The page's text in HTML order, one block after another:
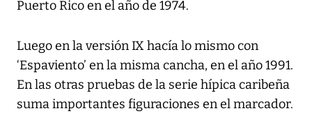
Puerto Rico en el año de 1974.
Luego en la versión IX hacía lo mismo con
‘Espaviento’ en la misma cancha, en el año 1991.
En las otras pruebas de la serie hípica caribeña
suma importantes figuraciones en el marcador.